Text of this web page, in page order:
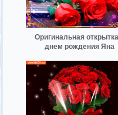
Оригинальная
днем рождения Яна